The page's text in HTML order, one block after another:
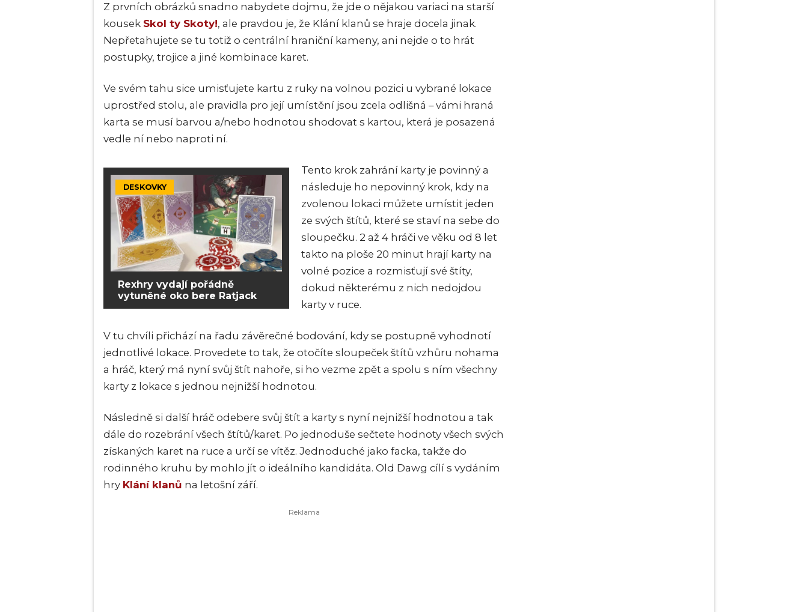
Z prvních obrázků snadno nabydete dojmu, že jde o nějakou variaci na starší
kousek Skol ty Skoty!, ale pravdou je, že Klání klanů se hraje docela jinak.
Nepřetahujete se tu totiž o centrální hraniční kameny, ani nejde o to hrát
postupky, trojice a jiné kombinace karet.
Ve svém tahu sice umisťujete kartu z ruky na volnou pozici u vybrané lokace
uprostřed stolu, ale pravidla pro její umístění jsou zcela odlišná – vámi hraná
karta se musí barvou a/nebo hodnotou shodovat s kartou, která je posazená
vedle ní nebo naproti ní.
DESKOVKY
Rexhry vydají pořádně
vytuněné oko bere Ratjack
Tento krok zahrání karty je povinný a
následuje ho nepovinný krok, kdy na
zvolenou lokaci můžete umístit jeden
ze svých štítů, které se staví na sebe do
sloupečku. 2 až 4 hráči ve věku od 8 let
takto na ploše 20 minut hrají karty na
volné pozice a rozmisťují své štíty,
dokud některému z nich nedojdou
karty v ruce.
V tu chvíli přichází na řadu závěrečné bodování, kdy se postupně vyhodnotí
jednotlivé lokace. Provedete to tak, že otočíte sloupeček štítů vzhůru nohama
a hráč, který má nyní svůj štít nahoře, si ho vezme zpět a spolu s ním všechny
karty z lokace s jednou nejnižší hodnotou.
Následně si další hráč odebere svůj štít a karty s nyní nejnižší hodnotou a tak
dále do rozebrání všech štítů/karet. Po jednoduše sečtete hodnoty všech svých
získaných karet na ruce a určí se vítěz. Jednoduché jako facka, takže do
rodinného kruhu by mohlo jít o ideálního kandidáta. Old Dawg cílí s vydáním
hry Klání klanů na letošní září.